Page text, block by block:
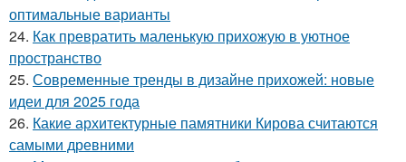
оптимальные варианты
24. Как превратить маленькую прихожую в уютное
пространство
25. Современные тренды в дизайне прихожей: новые
идеи для 2025 года
26. Какие архитектурные памятники Кирова считаются
самыми древними